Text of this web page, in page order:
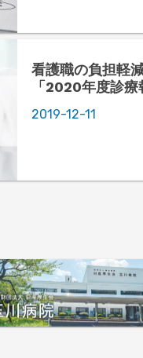
看護職の負担軽
「2020年度診
2019-12-11